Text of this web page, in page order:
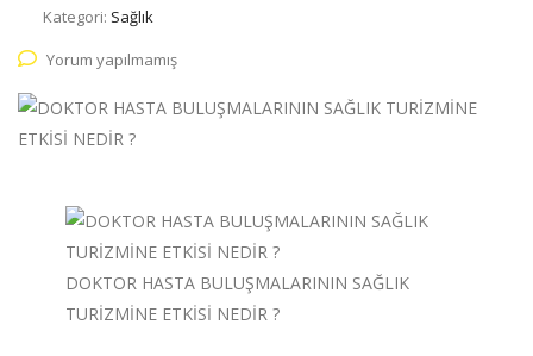
Kategori: Sağlık
Yorum yapılmamış
DOKTOR HASTA BULUŞMALARININ SAĞLIK
TURİZMİNE ETKİSİ NEDİR ?